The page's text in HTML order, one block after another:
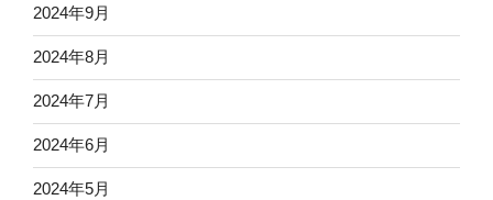
2024年9月
2024年8月
2024年7月
2024年6月
2024年5月